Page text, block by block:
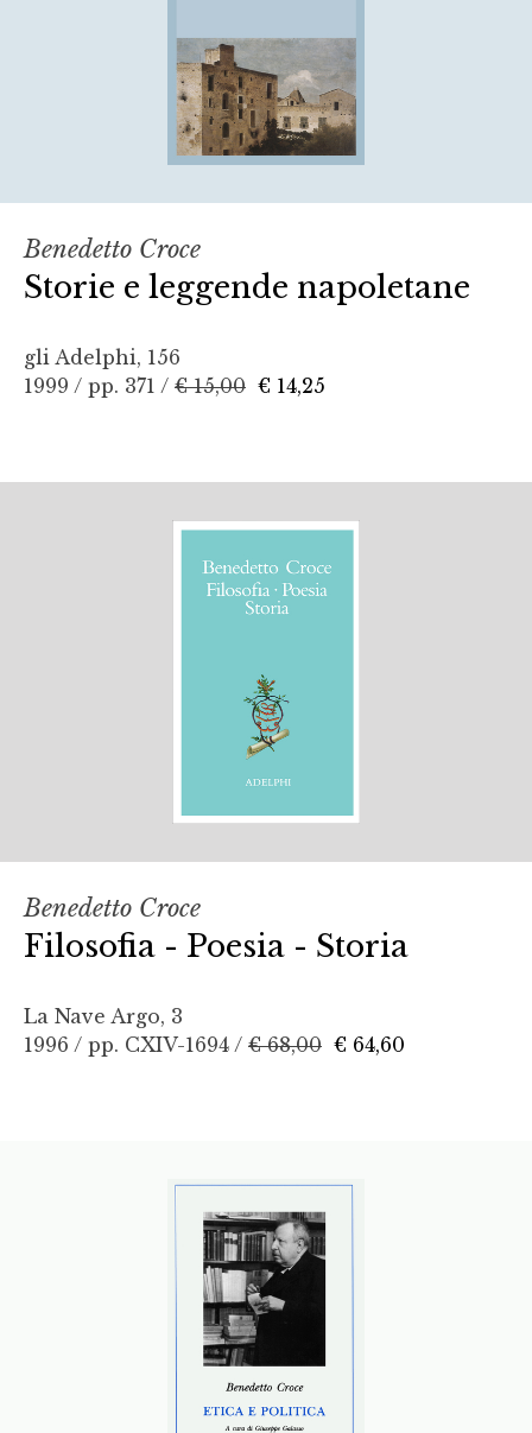
Benedetto Croce
Storie e leggende napoletane
gli Adelphi, 156
1999 / pp. 371 / € 15,00 € 14,25
Benedetto Croce
Filosofia - Poesia - Storia
La Nave Argo, 3
1996 / pp. CXIV-1694 / € 68,00 € 64,60